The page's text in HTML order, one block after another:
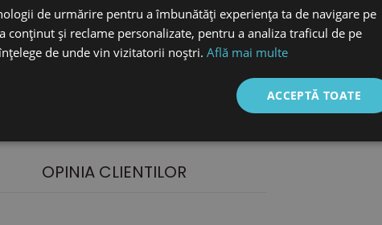
DETALII
fixat pe strat din pluta, asigura o izolare termica perfecta
Dezvoltate pentru modelul Active (pantofi si ghetute).
OPINIA CLIENTILOR
de urmărire pentru a îmbunătăți experiența ta de navigare pe
conținut și reclame personalizate, pentru a analiza traficul de pe
de unde vin vizitatorii noștri. Află mai multe
ACCEPTĂ TOATE